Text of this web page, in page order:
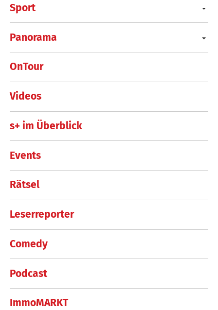
Sport
Panorama
OnTour
Videos
s+ im Überblick
Events
Rätsel
Leserreporter
Comedy
Podcast
ImmoMARKT